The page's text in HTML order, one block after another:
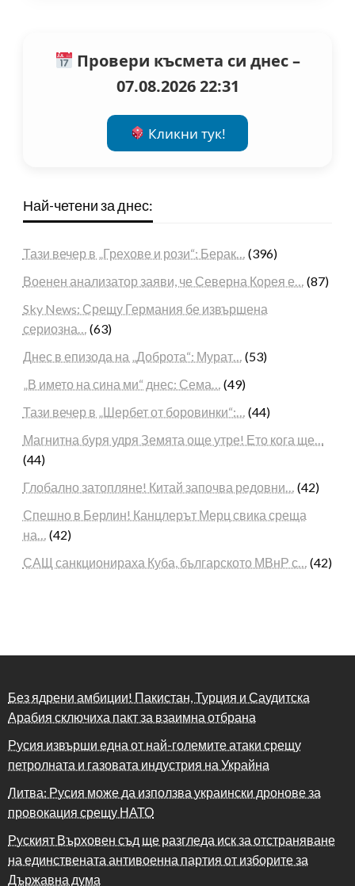
Провери късмета си днес –
07.08.2026 22:31
Кликни тук!
Най-четени за днес:
Тази вечер в „Грехове и рози“: Берак…
(396)
Военен анализатор заяви, че Северна Корея е…
(87)
Sky News: Срещу Германия бе извършена
сериозна…
(63)
Днес в епизода на „Доброта“: Мурат…
(53)
„В името на сина ми“ днес: Сема…
(49)
Тази вечер в „Шербет от боровинки“:…
(44)
Магнитна буря удря Земята още утре! Ето кога ще…
(44)
Глобално затопляне! Китай започва редовни…
(42)
Спешно в Берлин! Канцлерът Мерц свика среща
на…
(42)
САЩ санкционираха Куба, българското МВнР с…
(42)
Без ядрени амбиции! Пакистан, Турция и Саудитска
Арабия сключиха пакт за взаимна отбрана
Русия извърши една от най-големите атаки срещу
петролната и газовата индустрия на Украйна
Литва: Русия може да използва украински дронове за
провокация срещу НАТО
Руският Върховен съд ще разгледа иск за отстраняване
на единствената антивоенна партия от изборите за
Държавна дума